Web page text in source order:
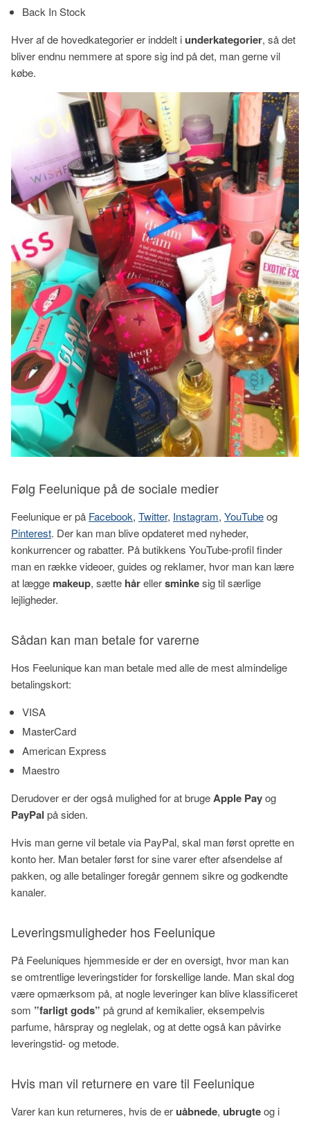
Back In Stock
Hver af de hovedkategorier er inddelt iunderkategorier, så det
bliver endnu nemmere at spore sig ind på det, man gerne vil
købe.
Følg Feelunique på de sociale medier
Feelunique er på Facebook, Twitter, Instagram, YouTubeog
Pinterest. Der kan man blive opdateret med nyheder,
konkurrencer og rabatter. På butikkens YouTube-profil finder
man en række videoer, guides og reklamer, hvor man kan lære
at lægge makeup, sætte hårellersminkesig til særlige
lejligheder.
Sådan kan man betale for varerne
Hos Feelunique kan man betale med alle de mest almindelige
betalingskort:
VISA
MasterCard
American Express
Maestro
Derudover er der også mulighed for at brugeApple Payog
PayPal på siden.
Hvis man gerne vil betale via PayPal, skal man først oprette en
konto her. Man betaler først for sine varer efter afsendelse af
pakken, og alle betalinger foregår gennem sikre og godkendte
kanaler.
Leveringsmuligheder hos Feelunique
På Feeluniques hjemmeside er der en oversigt, hvor man kan
se omtrentlige leveringstider for forskellige lande. Man skal dog
være opmærksom på, at nogle leveringer kan blive klassificeret
som ”farligt gods” på grund af kemikalier, eksempelvis
parfume, hårspray og neglelak, og at dette også kan påvirke
leveringstid- og metode.
Hvis man vil returnere en vare til Feelunique
Varer kan kun returneres, hvis de eruåbnede, ubrugteog i